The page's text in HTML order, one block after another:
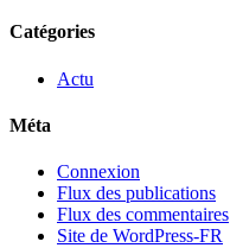
Catégories
Actu
Méta
Connexion
Flux des publications
Flux des commentaires
Site de WordPress-FR